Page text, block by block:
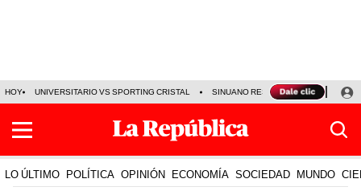
HOY UNIVERSITARIO VS SPORTING CRISTAL SINUANO RESULTADOS HOY
LO ÚLTIMO POLÍTICA OPINIÓN ECONOMÍA SOCIEDAD MUNDO